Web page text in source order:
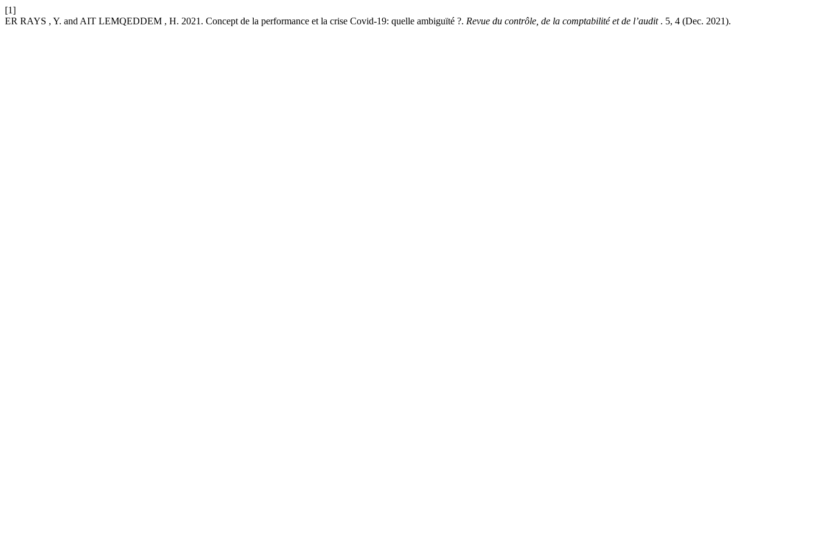
[1]
ER RAYS , Y. and AIT LEMQEDDEM , H. 2021. Concept de la performance et la crise Covid-19: quelle ambiguïté ?. Revue du contrôle, de la comptabilité et de l’audit . 5, 4 (Dec. 2021).